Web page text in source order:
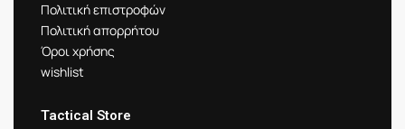
Πολιτική επιστροφών
Πολιτική απορρήτου
Όροι χρήσης
wishlist
Tactical Store